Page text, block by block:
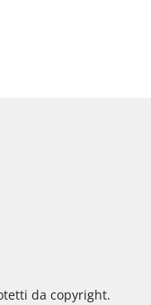
da copyright.